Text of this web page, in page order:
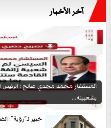
آخر الأخبار
المستشار محمد مجدي صالح :
بشعبيته...
خبير لـ”رؤية”: